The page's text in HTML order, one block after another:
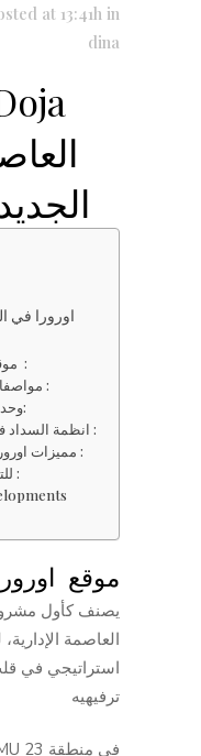
at 13:41h in
dina
موقع اورورا العاصمة الادارية :
مواصفات اورورا العاصمة الادارية :
وحدات اورورا العاصمة الادارية:
انظمة السداد في اورورا العاصمة الإدارية :
مميزات اورورا العاصمة الادارية الجديدة :
شركة Doja للتطوير العقارى :
موقع
يصنف كأول
العاصمة
استراتيجي في
ترفيهيه
في منطقة MU 23